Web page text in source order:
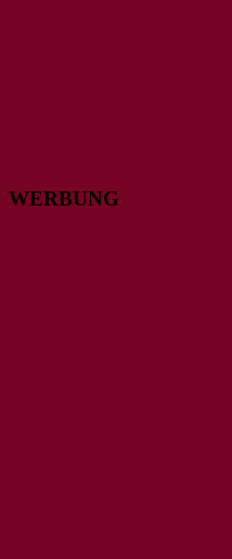
WERBUNG